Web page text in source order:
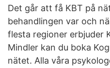
Det går att få KBT på
behandlingen var och
flesta regioner erbjuder
Mindler kan du boka
nätet. Alla våra